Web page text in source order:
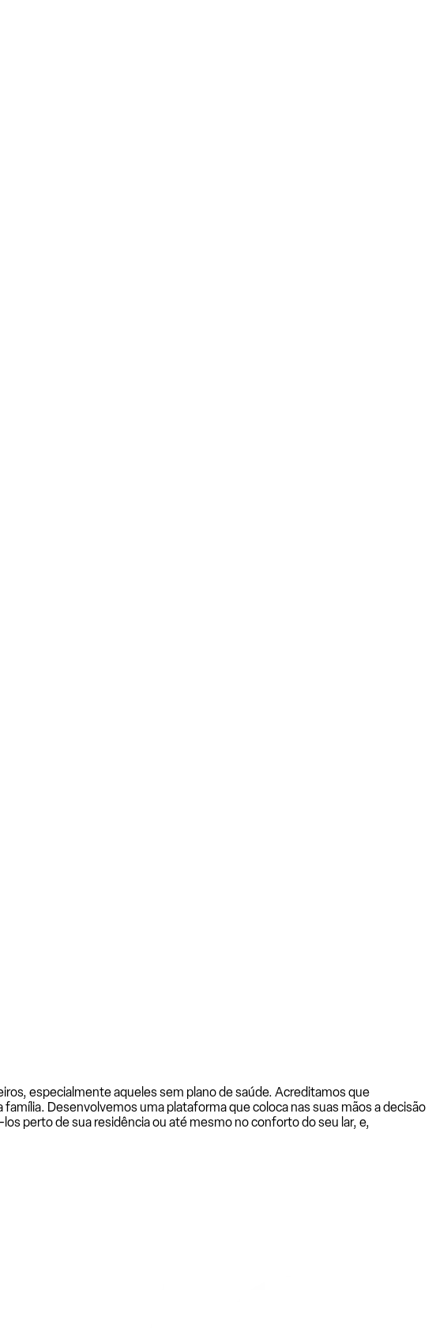
especialmente aqueles sem plano de saúde. Acreditamos que
Desenvolvemos uma plataforma que coloca nas suas mãos a decisão
perto de sua residência ou até mesmo no conforto do seu lar, e,